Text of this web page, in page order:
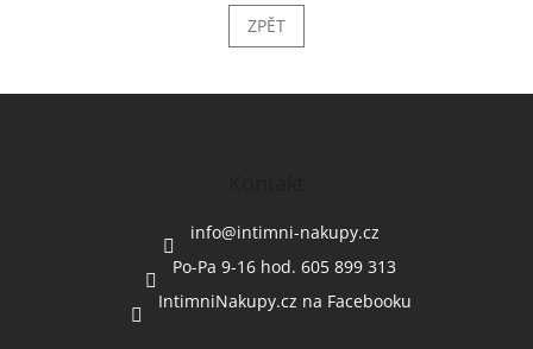
ZPĚT
info@intimni-nakupy.cz
Po-Pa 9-16 hod. 605 899 313
IntimniNakupy.cz na Facebooku